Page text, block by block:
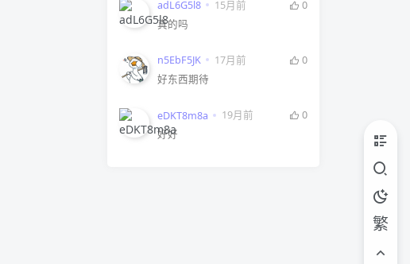
adL6G5l8 15月前
0
真的吗
n5EbF5JK 17月前
0
好东西期待
eDKT8m8a 19月前
0
好好
繁